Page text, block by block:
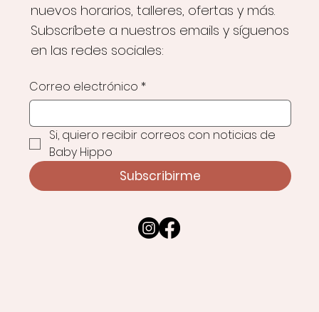
nuevos horarios, talleres, ofertas y más.
Subscríbete a nuestros emails y síguenos
en las redes sociales:
Correo electrónico *
Si, quiero recibir correos con noticias de
Baby Hippo
Subscribirme